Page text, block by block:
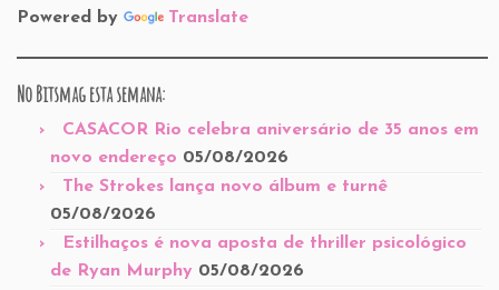
Powered by Translate
No Bitsmag esta semana:
CASACOR Rio celebra aniversário de 35 anos em
novo endereço 05/08/2026
The Strokes lança novo álbum e turnê
05/08/2026
Estilhaços é nova aposta de thriller psicológico
de Ryan Murphy 05/08/2026